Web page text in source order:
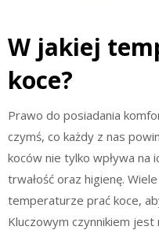
W jakiej
koce?
Prawo do posiadania
czymś, co każdy z nas
koców nie tylko wpływa na
trwałość oraz higienę.
temperaturze prać koce,
Kluczowym czynnikiem